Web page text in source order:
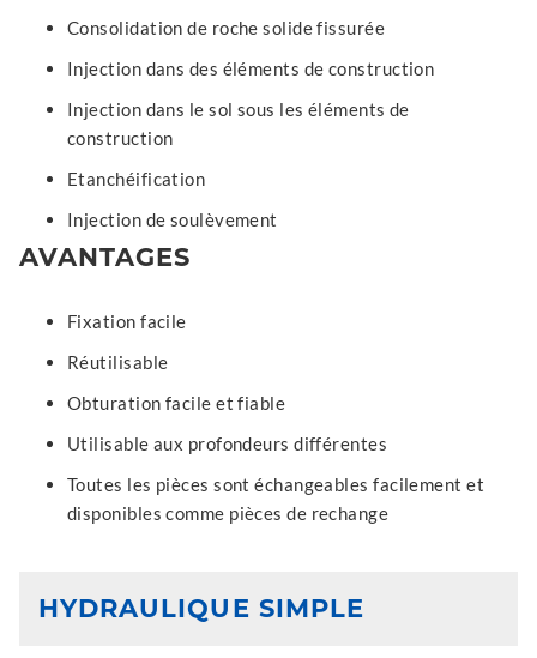
Consolidation de roche solide fissurée
Injection dans des éléments de construction
Injection dans le sol sous les éléments de
construction
Etanchéification
Injection de soulèvement
AVANTAGES
Fixation facile
Réutilisable
Obturation facile et fiable
Utilisable aux profondeurs différentes
Toutes les pièces sont échangeables facilement et
disponibles comme pièces de rechange
HYDRAULIQUE SIMPLE